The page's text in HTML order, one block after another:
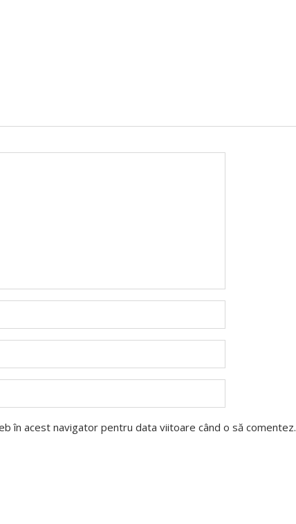
în acest navigator pentru data viitoare când o să comentez.